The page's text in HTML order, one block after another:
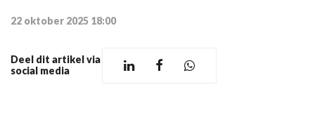
22 oktober 2025 18:00
Deel dit artikel via
social media